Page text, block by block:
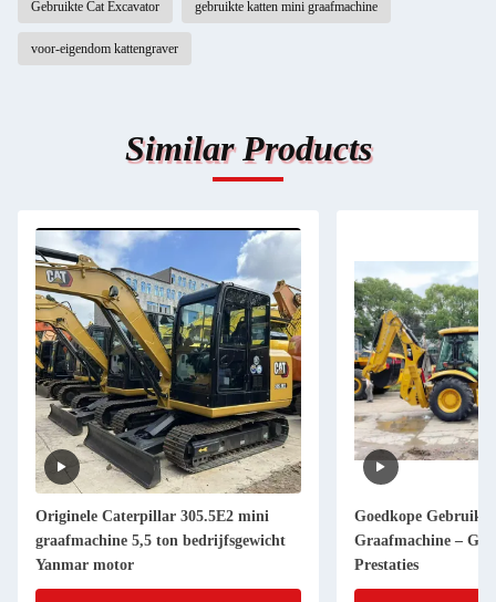
Gebruikte Cat Excavator gebruikte katten mini graafmachine
voor-eigendom kattengraver
Similar Products
Originele Caterpillar 305.5E2 mini
graafmachine 5,5 ton bedrijfsgewicht
Yanmar motor
Goedkope
Graafmachine –
Prestaties